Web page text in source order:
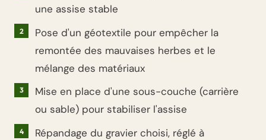
une assise stable
Pose d'un géotextile pour empêcher la
remontée des mauvaises herbes et le
mélange des matériaux
Mise en place d'une sous-couche (carrière
ou sable) pour stabiliser l'assise
Répandage du gravier choisi, réglé à